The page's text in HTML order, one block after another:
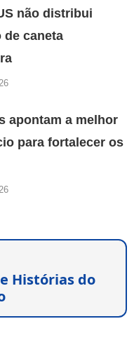
não distribui
de caneta
apontam a melhor
para fortalecer os
Histórias do